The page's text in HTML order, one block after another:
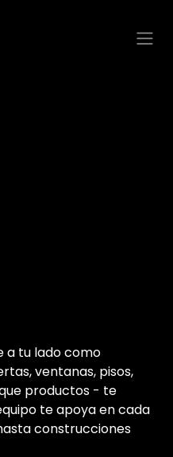
a tu lado como
ventanas, pisos,
productos - te
te apoya en cada
construcciones